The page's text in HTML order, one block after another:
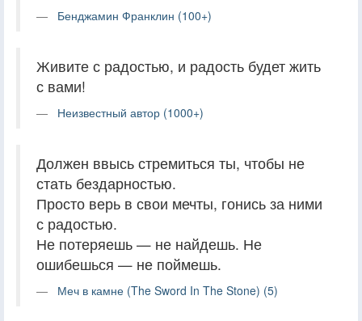
Бенджамин Франклин (100+)
Живите с радостью, и радость будет жить
с вами!
Неизвестный автор (1000+)
Должен ввысь стремиться ты, чтобы не
стать бездарностью.
Просто верь в свои мечты, гонись за ними
с радостью.
Не потеряешь — не найдешь. Не
ошибешься — не поймешь.
Меч в камне (The Sword In The Stone) (5)